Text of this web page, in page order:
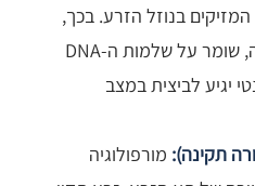
בנוזל הזרע. בכך,
הוא יוצר סביבה מגנה, שומר על שלמות ה-DNA
יגיע לביצית במצב
תקינה): מורפולוגיה